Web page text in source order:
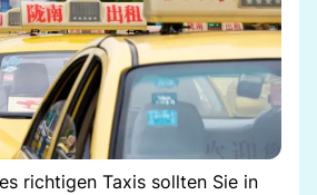
richtigen Taxis sollten Sie in